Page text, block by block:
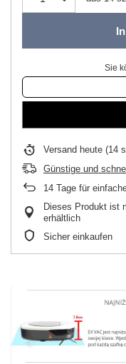
Sie
Versand heute (14
Günstige und
14 Tage für
Dieses Produkt ist
erhältlich
Sicher einkaufen